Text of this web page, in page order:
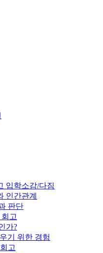
입학소감/다짐
인간관계
판단
고
가?
기 위한 경험
고